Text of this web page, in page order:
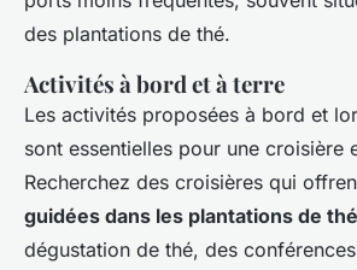
des plantations de thé.
Activités à bord et à terre
Les activités proposées à bord et
sont essentielles pour une croisière
Recherchez des croisières qui
guidées dans les plantations de thé
dégustation de thé, des